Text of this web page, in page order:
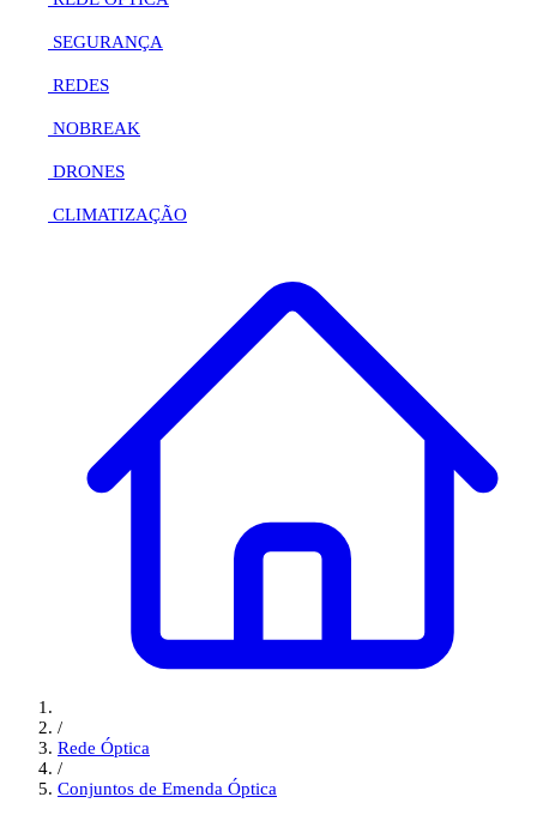
SEGURANÇA
REDES
NOBREAK
DRONES
CLIMATIZAÇÃO
/
Rede Óptica
/
Conjuntos de Emenda Óptica